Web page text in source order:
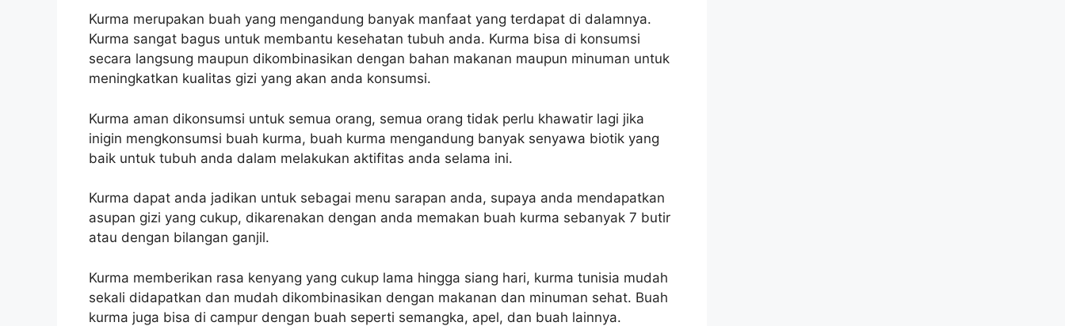
Kurma merupakan buah yang mengandung banyak manfaat yang terdapat di dalamnya.
Kurma sangat bagus untuk membantu kesehatan tubuh anda. Kurma bisa di konsumsi
secara langsung maupun dikombinasikan dengan bahan makanan maupun minuman untuk
meningkatkan kualitas gizi yang akan anda konsumsi.
Kurma aman dikonsumsi untuk semua orang, semua orang tidak perlu khawatir lagi jika
inigin mengkonsumsi buah kurma, buah kurma mengandung banyak senyawa biotik yang
baik untuk tubuh anda dalam melakukan aktifitas anda selama ini.
Kurma dapat anda jadikan untuk sebagai menu sarapan anda, supaya anda mendapatkan
asupan gizi yang cukup, dikarenakan dengan anda memakan buah kurma sebanyak 7 butir
atau dengan bilangan ganjil.
Kurma memberikan rasa kenyang yang cukup lama hingga siang hari, kurma tunisia mudah
sekali didapatkan dan mudah dikombinasikan dengan makanan dan minuman sehat. Buah
kurma juga bisa di campur dengan buah seperti semangka, apel, dan buah lainnya.